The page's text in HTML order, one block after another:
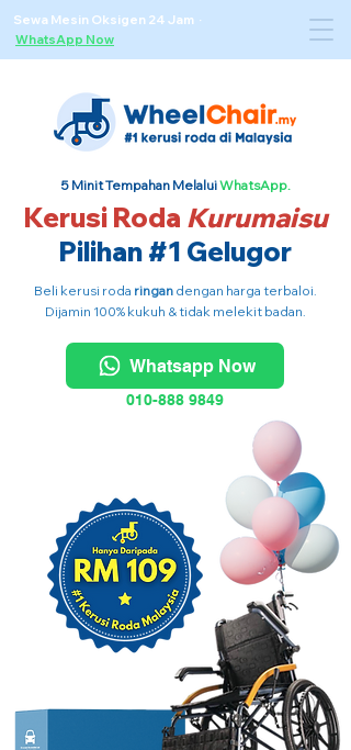
Sewa Mesin Oksigen 24 Jam ·
WhatsApp Now
5 Minit Tempahan MelaluiWhatsApp.
Kerusi Roda Kurumaisu
Pilihan #1 Gelugor
Beli kerusi roda ringan dengan harga terbaloi.
Dijamin 100% kukuh & tidak melekit badan.
Whatsapp Now
010-888 9849